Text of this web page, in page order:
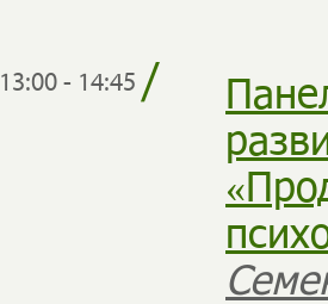
13:00 - 14:45 /